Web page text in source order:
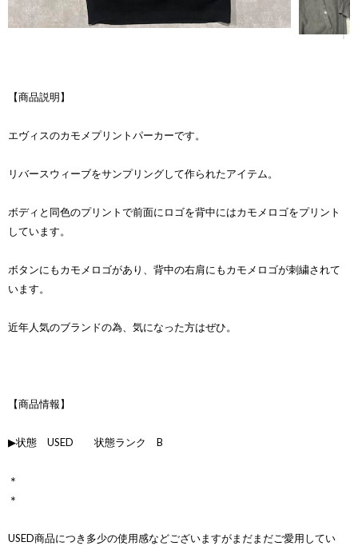
【商品説明】
エヴィスのカモメプリントパーカーです。
リバースウィーブをサンプリングして作られたアイテム。
ボディと同色のプリントで前面にロゴを背中にはカモメロゴをプリント
しています。
ボタンにもカモメロゴがあり、背中の右肩にもカモメロゴが刺繍されて
います。
近年人気のブランドの為、気になった方はぜひ。
【商品情報】
▶状態 USED 状態ランク B
＊
＊
USED商品につき多少の使用感などございますがまだまだご愛用してい